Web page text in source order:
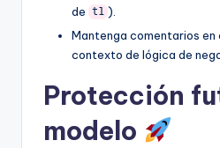
de t1 ).
Mantenga comentarios en
contexto de lógica de
Protección
modelo